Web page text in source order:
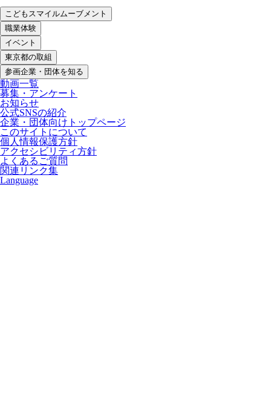
こどもスマイルムーブメント
職業体験
イベント
東京都の取組
参画企業・団体を知る
動画一覧
募集・アンケート
お知らせ
公式SNSの紹介
企業・団体向けトップページ
このサイトについて
個人情報保護方針
アクセシビリティ方針
よくあるご質問
関連リンク集
Language